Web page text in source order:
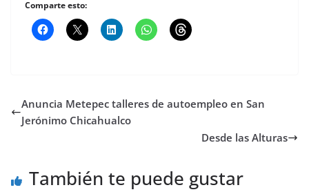
Comparte esto:
Anuncia Metepec talleres de autoempleo en San
Jerónimo Chicahualco
Desde las Alturas
También te puede gustar